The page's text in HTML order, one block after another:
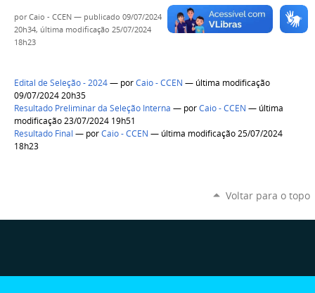
porCaio - CCEN — publicado 09/07/2024
20h34, última modificação 25/07/2024
18h23
Edital de Seleção - 2024— porCaio - CCEN — última modificação
09/07/2024 20h35
Resultado Preliminar da Seleção Interna — porCaio - CCEN — última
modificação 23/07/2024 19h51
Resultado Final — porCaio - CCEN — última modificação 25/07/2024
18h23
Voltar para o topo